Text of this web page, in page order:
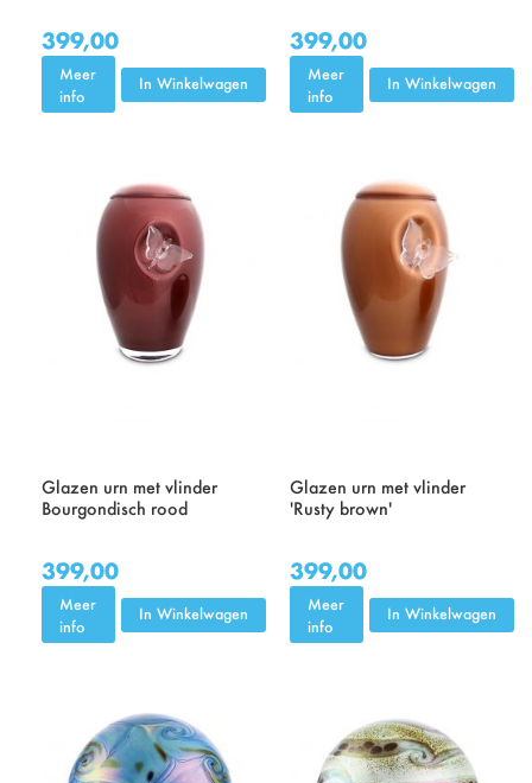
399,00
Meer
info
In Winkelwagen
399,00
Meer
info
In Winkelwagen
Glazen urn met vlinder
Bourgondisch rood
399,00
Meer
info
In Winkelwagen
Glazen urn met vlinder
'Rusty brown'
399,00
Meer
info
In Winkelwagen